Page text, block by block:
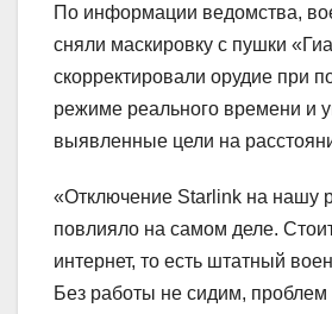
По информации ведомства,
сняли маскировку с пушки
скорректировали орудие при
режиме реального времени и
выявленные цели на
«Отключение Starlink на нашу
повлияло на самом деле.
интернет, то есть штатный
Без работы не сидим, проблем